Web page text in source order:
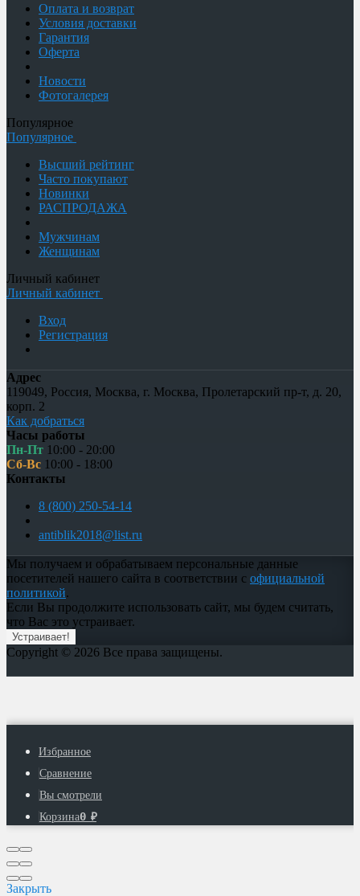
Оплата и возврат
Условия доставки
Гарантия
Оферта
Новости
Фотогалерея
Популярное
Популярное
Высший рейтинг
Часто покупают
Новинки
РАСПРОДАЖА
Мужчинам
Женщинам
Личный кабинет
Личный кабинет
Вход
Регистрация
Адрес
119049, Россия, Москва, г. Москва, Пролетарский пр-т, д. 20,
корп. 2
Как добраться
Часы работы
Пн-Пт 10:00 - 20:00
Сб-Вс 10:00 - 18:00
Контакты
8 (800) 250-54-14
antiblik2018@list.ru
Мы получаем и обрабатываем персональные данные
посетителей нашего сайта в соответствии с официальной
политикой.
Если Вы продолжите использовать сайт, мы будем считать,
что Вас это устраивает.
Устраивает!
Copyright © 2026 Все права защищены.
Избранное
Сравнение
Вы смотрели
Корзина0 ₽
Закрыть